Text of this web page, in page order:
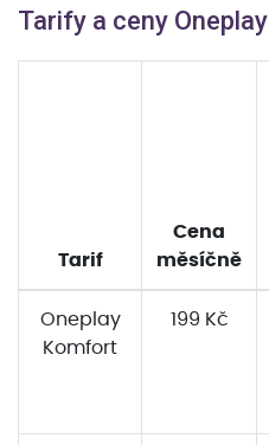
Tarify a ceny Oneplay
Tarif
Cena
měsíčně
Oneplay
Komfort
199 Kč